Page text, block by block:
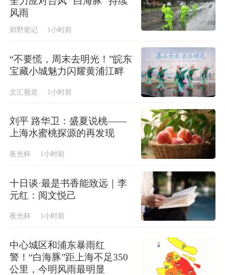
风雨
郊野笔记 1小时前
“不要慌，周末去明光！”皖东
宝藏小城魅力闪耀黄浦江畔
文汇视觉 1小时前
刘平 路华卫：盛夏说桃——
上海水蜜桃探源的再发现
夜光杯 1小时前
十日谈·最是书香能致远｜李
元红：阅文悦己
夜光杯 1小时前
中心城区和浦东暴雨红
警！“白海豚”距上海不足350
公里，今明风雨最明显